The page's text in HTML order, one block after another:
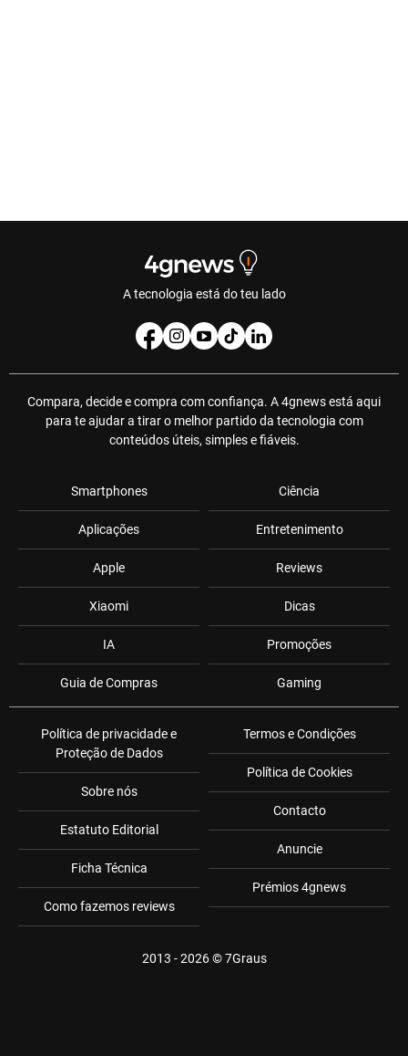
A tecnologia está do teu lado
Compara, decide e compra com confiança. A 4gnews está aqui
para te ajudar a tirar o melhor partido da tecnologia com
conteúdos úteis, simples e fiáveis.
Smartphones
Aplicações
Apple
Xiaomi
IA
Guia de Compras
Ciência
Entretenimento
Reviews
Dicas
Promoções
Gaming
Política de privacidade e
Proteção de Dados
Sobre nós
Estatuto Editorial
Ficha Técnica
Como fazemos reviews
Termos e Condições
Política de Cookies
Contacto
Anuncie
Prémios 4gnews
2013 - 2026 ©7Graus